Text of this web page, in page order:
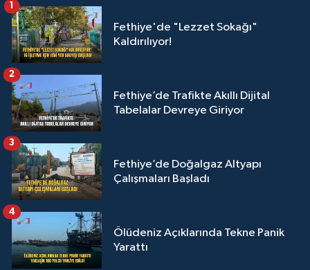
Fethiye'de "Lezzet Sokağı"
Kaldırılıyor!
1
Fethiye’de Trafikte Akıllı Dijital
Tabelalar Devreye Giriyor
2
Fethiye’de Doğalgaz Altyapı
Çalışmaları Başladı
3
Ölüdeniz Açıklarında Tekne Panik
Yarattı
4